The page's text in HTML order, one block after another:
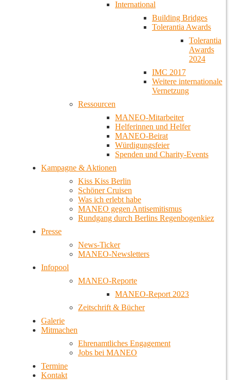
International
Building Bridges
Tolerantia Awards
Tolerantia
Awards
2024
IMC 2017
Weitere internationale
Vernetzung
Ressourcen
MANEO-Mitarbeiter
Helferinnen und Helfer
MANEO-Beirat
Würdigungsfeier
Spenden und Charity-Events
Kampagne & Aktionen
Kiss Kiss Berlin
Schöner Cruisen
Was ich erlebt habe
MANEO gegen Antisemitismus
Rundgang durch Berlins Regenbogenkiez
Presse
News-Ticker
MANEO-Newsletters
Infopool
MANEO-Reporte
MANEO-Report 2023
Zeitschrift & Bücher
Galerie
Mitmachen
Ehrenamtliches Engagement
Jobs bei MANEO
Termine
Kontakt